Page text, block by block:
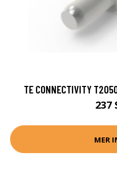
TE CONNECTIVITY
237
MER